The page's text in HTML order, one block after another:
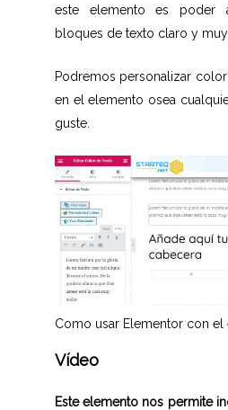
este elemento es poder
bloques de texto claro y muy
Podremos personalizar
en el elemento osea
guste.
Como usar Elementor con el
Vídeo
Este elemento nos permite